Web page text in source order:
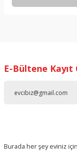
Ürün resmi
E-Bültene Kayıt
Burada her şey eviniz için